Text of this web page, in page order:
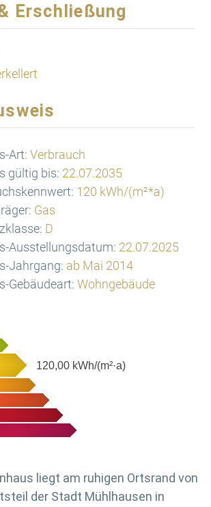
Erschließung
Art: Verbrauch
gültig bis: 22.07.2035
120 kWh/(m²*a)
Gas
D
Ausstellungsdatum: 22.07.2025
Jahrgang: ab Mai 2014
Gebäudeart: Wohngebäude
120,00 kWh/(m²·a)
liegt am ruhigen Ortsrand von
der Stadt Mühlhausen in